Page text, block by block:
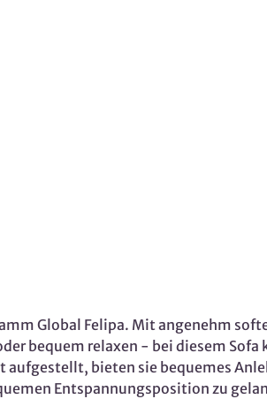
Global Felipa. Mit angenehm
bequem relaxen - bei diesem
bieten sie bequemes
Entspannungsposition zu